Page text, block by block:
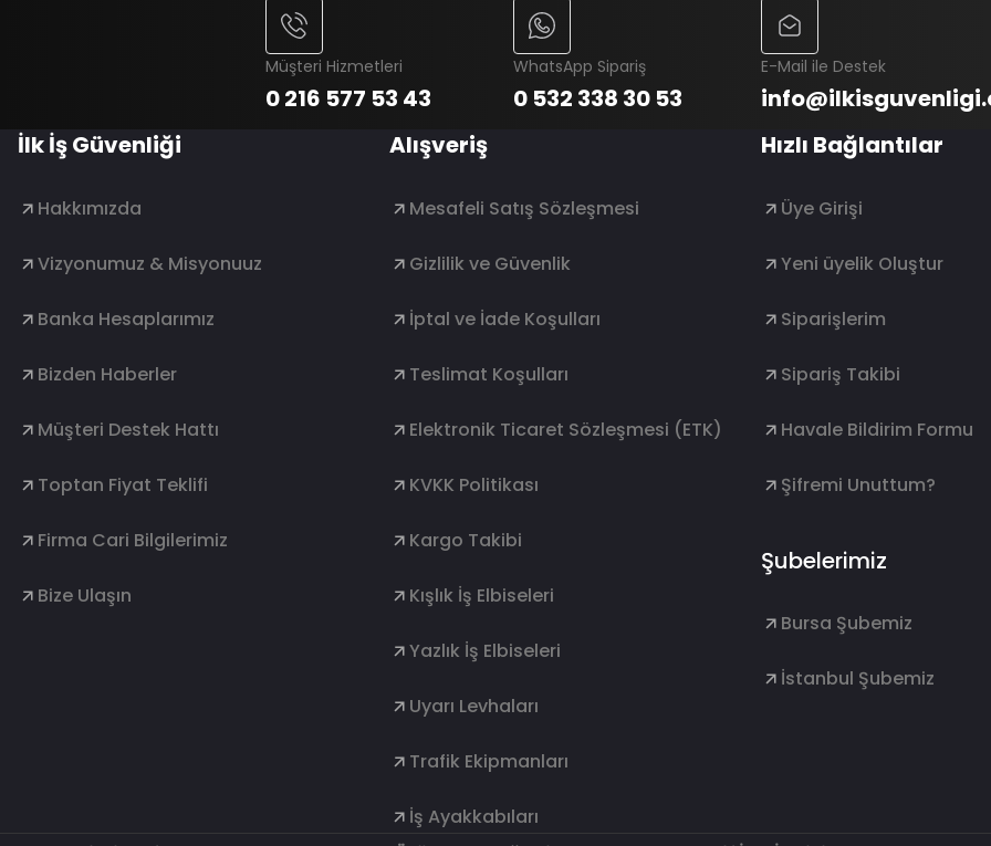
Müşteri Hizmetleri
0 216 577 53 43
WhatsApp Sipariş
0 532 338 30 53
E-Mail ile Destek
İlk İş Güvenliği
Hakkımızda
Vizyonumuz & Misyonuuz
Banka Hesaplarımız
Bizden Haberler
Müşteri Destek Hattı
Toptan Fiyat Teklifi
Firma Cari Bilgilerimiz
Bize Ulaşın
Alışveriş
Mesafeli Satış Sözleşmesi
Gizlilik ve Güvenlik
İptal ve İade Koşulları
Teslimat Koşulları
Elektronik Ticaret Sözleşmesi (ETK)
KVKK Politikası
Kargo Takibi
Kışlık İş Elbiseleri
Yazlık İş Elbiseleri
Uyarı Levhaları
Trafik Ekipmanları
İş Ayakkabıları
Hızlı Bağlantılar
Üye Girişi
Yeni üyelik Oluştur
Siparişlerim
Sipariş Takibi
Havale Bildirim Formu
Şifremi Unuttum?
Şubelerimiz
Bursa Şubemiz
İstanbul Şubemiz